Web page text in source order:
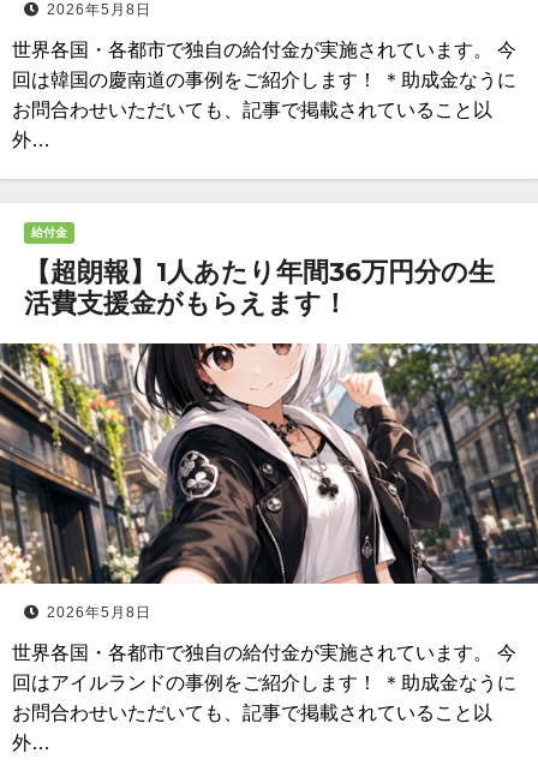
2026年5月8日
世界各国・各都市で独自の給付金が実施されています。 今
回は韓国の慶南道の事例をご紹介します！ ＊助成金なうに
お問合わせいただいても、記事で掲載されていること以
外…
給付金
【超朗報】1人あたり年間36万円分の生
活費支援金がもらえます！
2026年5月8日
世界各国・各都市で独自の給付金が実施されています。 今
回はアイルランドの事例をご紹介します！ ＊助成金なうに
お問合わせいただいても、記事で掲載されていること以
外…